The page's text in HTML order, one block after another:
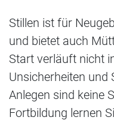
Stillen ist für
und bietet auch
Start verläuft nicht
Unsicherheiten und
Anlegen sind keine
Fortbildung lernen